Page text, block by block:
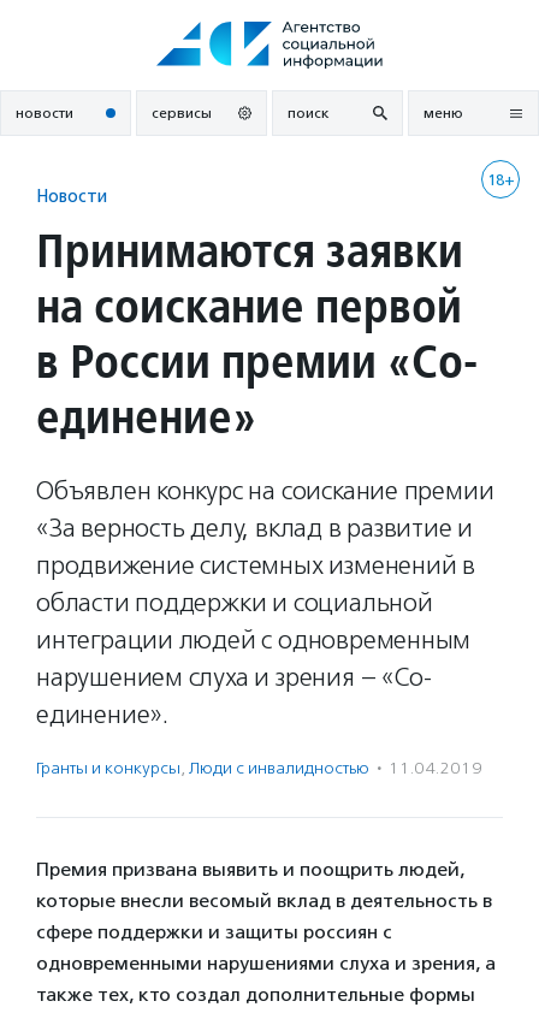
новости сервисы поиск меню
18+
Новости
Принимаются заявки
на соискание первой
в России премии «Со-
единение»
Объявлен конкурс на соискание премии
«За верность делу, вклад в развитие и
продвижение системных изменений в
области поддержки и социальной
интеграции людей с одновременным
нарушением слуха и зрения – «Со-
единение».
Гранты и конкурсы, Люди с инвалидностью · 11.04.2019
Премия призвана выявить и поощрить людей,
которые внесли весомый вклад в деятельность в
сфере поддержки и защиты россиян с
одновременными нарушениями слуха и зрения, а
также тех, кто создал дополнительные формы